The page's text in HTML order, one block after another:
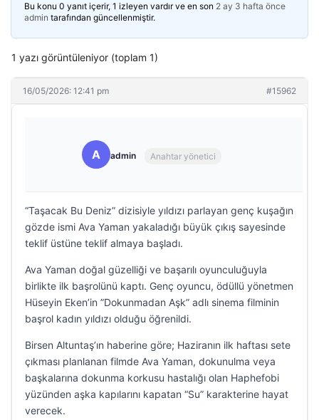
Bu konu 0 yanıt içerir, 1 izleyen vardır ve en son 2 ay 3 hafta önce
admin tarafından güncellenmiştir.
1 yazı görüntüleniyor (toplam 1)
16/05/2026: 12:41 pm #15962
A admin Anahtar yönetici
“Taşacak Bu Deniz” dizisiyle yıldızı parlayan genç kuşağın
gözde ismi Ava Yaman yakaladığı büyük çıkış sayesinde
teklif üstüne teklif almaya başladı.
Ava Yaman doğal güzelliği ve başarılı oyunculuğuyla
birlikte ilk başrolünü kaptı. Genç oyuncu, ödüllü yönetmen
Hüseyin Eken’in ”Dokunmadan Aşk” adlı sinema filminin
başrol kadın yıldızı olduğu öğrenildi.
Birsen Altuntaş’ın haberine göre; Haziranın ilk haftası sete
çıkması planlanan filmde Ava Yaman, dokunulma veya
başkalarına dokunma korkusu hastalığı olan Haphefobi
yüzünden aşka kapılarını kapatan “Su” karakterine hayat
verecek.